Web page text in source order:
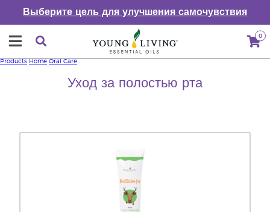
Выберите цель для улучшения самочувствия
0
Уход за полостью рта
Products Home Oral Care